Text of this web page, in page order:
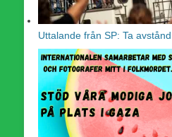
Uttalande från SP: Ta